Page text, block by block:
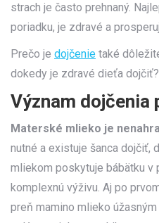
strach je často prehnaný.
poriadku, je zdravé a
Prečo je dojčenie také
dokedy je zdravé dieťa dojčiť?
Význam dojčenia
Materské mlieko je
nutné a existuje šanca dojčiť,
mliekom poskytuje bábätku v
komplexnú výživu. Aj po
preň mamino mlieko